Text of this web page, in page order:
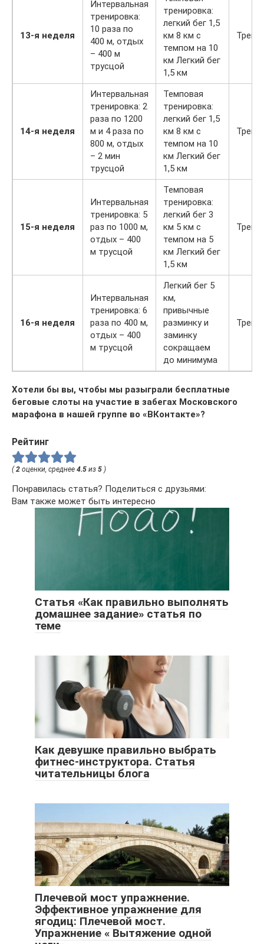
13-я неделя
Интервальная
тренировка:
10 раза по
400 м, отдых
– 400 м
трусцой
тренировка:
легкий бег 1,5
км 8 км с
темпом на 10
км Легкий бег
1,5 км
14-я неделя
Интервальная
тренировка: 2
раза по 1200
м и 4 раза по
800 м, отдых
– 2 мин
трусцой
Темповая
тренировка:
легкий бег 1,5
км 8 км с
темпом на 10
км Легкий бег
1,5 км
15-я неделя
Интервальная
тренировка: 5
раз по 1000 м,
отдых – 400
м трусцой
Темповая
тренировка:
легкий бег 3
км 5 км с
темпом на 5
км Легкий бег
1,5 км
16-я неделя
Интервальная
тренировка: 6
раза по 400 м,
отдых – 400
м трусцой
Легкий бег 5
км,
привычные
разминку и
заминку
сокращаем
до минимума
Хотели бы вы, чтобы мы разыграли бесплатные
беговые слоты на участие в забегах Московского
марафона в нашей группе во «ВКонтакте»?
Рейтинг
( 2 оценки, среднее 4.5 из 5 )
Понравилась статья? Поделиться с друзьями:
Вам также может быть интересно
Статья «Как правильно выполнять
домашнее задание» статья по
теме
Как девушке правильно выбрать
фитнес-инструктора. Статья
читательницы блога
Плечевой мост упражнение.
Эффективное упражнение для
ягодиц: Плечевой мост.
Упражнение « Вытяжение одной